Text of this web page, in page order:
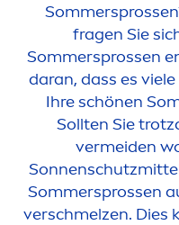
fragen Sie
Sommersprossen
daran, dass es viele
Ihre schönen
Sollten Sie
vermeiden
Sommersprossen
verschmelzen. Dies